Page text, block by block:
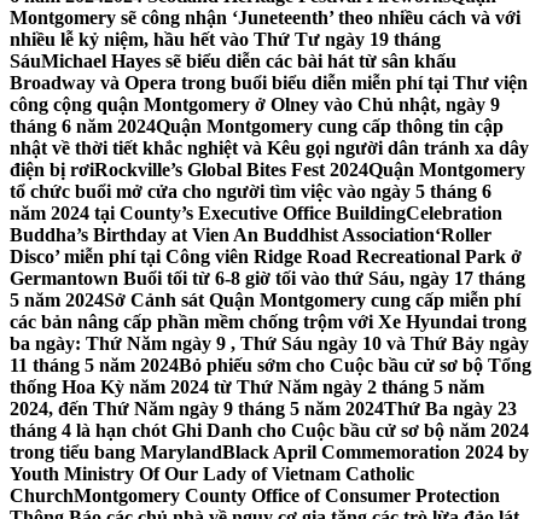
Montgomery sẽ công nhận ‘Juneteenth’ theo nhiều cách và với
nhiều lễ kỷ niệm, hầu hết vào Thứ Tư ngày 19 tháng
SáuMichael Hayes sẽ biểu diễn các bài hát từ sân khấu
Broadway và Opera trong buổi biểu diễn miễn phí tại Thư viện
công cộng quận Montgomery ở Olney vào Chủ nhật, ngày 9
tháng 6 năm 2024Quận Montgomery cung cấp thông tin cập
nhật về thời tiết khắc nghiệt và Kêu gọi người dân tránh xa dây
điện bị rơiRockville’s Global Bites Fest 2024Quận Montgomery
tổ chức buổi mở cửa cho người tìm việc vào ngày 5 tháng 6
năm 2024 tại County’s Executive Office BuildingCelebration
Buddha’s Birthday at Vien An Buddhist Association‘Roller
Disco’ miễn phí tại Công viên Ridge Road Recreational Park ở
Germantown Buổi tối từ 6-8 giờ tối vào thứ Sáu, ngày 17 tháng
5 năm 2024Sở Cảnh sát Quận Montgomery cung cấp miễn phí
các bản nâng cấp phần mềm chống trộm với Xe Hyundai trong
ba ngày: Thứ Năm ngày 9 , Thứ Sáu ngày 10 và Thứ Bảy ngày
11 tháng 5 năm 2024Bỏ phiếu sớm cho Cuộc bầu cử sơ bộ Tổng
thống Hoa Kỳ năm 2024 từ Thứ Năm ngày 2 tháng 5 năm
2024, đến Thứ Năm ngày 9 tháng 5 năm 2024Thứ Ba ngày 23
tháng 4 là hạn chót Ghi Danh cho Cuộc bầu cử sơ bộ năm 2024
trong tiểu bang MarylandBlack April Commemoration 2024 by
Youth Ministry Of Our Lady of Vietnam Catholic
ChurchMontgomery County Office of Consumer Protection